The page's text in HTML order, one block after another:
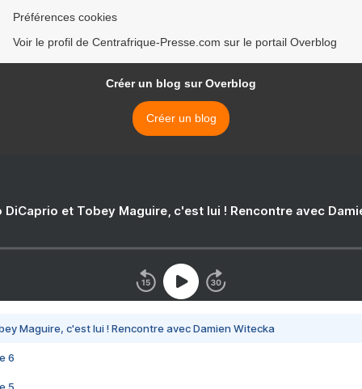
Préférences cookies
Voir le profil de Centrafrique-Presse.com sur le portail Overblog
Créer un blog sur Overblog
Créer un blog
DiCaprio et Tobey Maguire, c'est lui ! Rencontre avec
Maguire, c'est lui ! Rencontre avec Damien Witecka
6